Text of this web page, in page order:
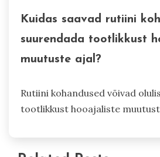
Kuidas saavad rutiini
suurendada tootlikkust
muutuste ajal?
Rutiini kohandused võivad
tootlikkust hooajaliste